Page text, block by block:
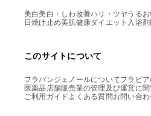
美白美白・しわ改善ハリ・ツヤ うる
日焼け止め美肌健康ダイエット 入浴剤
このサイトについて
フラバンジェノールについてフラビ
医薬品店舗販売業の管理及び運営に
ご利用ガイドよくある質問お問い合